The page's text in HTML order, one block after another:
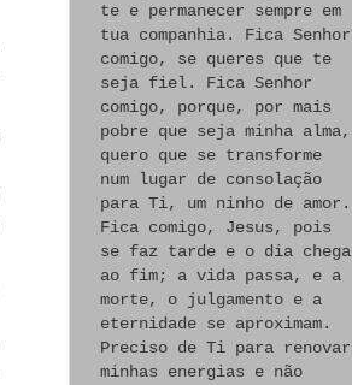
te e permanecer sempre em
tua companhia. Fica Senhor
comigo, se queres que te
seja fiel. Fica Senhor
comigo, porque, por mais
pobre que seja minha alma,
quero que se transforme
num lugar de consolação
para Ti, um ninho de amor.
Fica comigo, Jesus, pois
se faz tarde e o dia chega
ao fim; a vida passa, e a
morte, o julgamento e a
eternidade se aproximam.
Preciso de Ti para renovar
minhas energias e não